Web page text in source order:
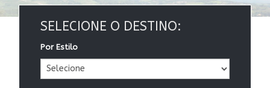
SELECIONE O DESTINO:
Por Estilo